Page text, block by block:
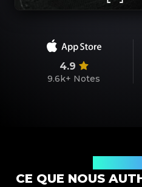
4.9
9.6k+ Notes
CE QUE NOUS